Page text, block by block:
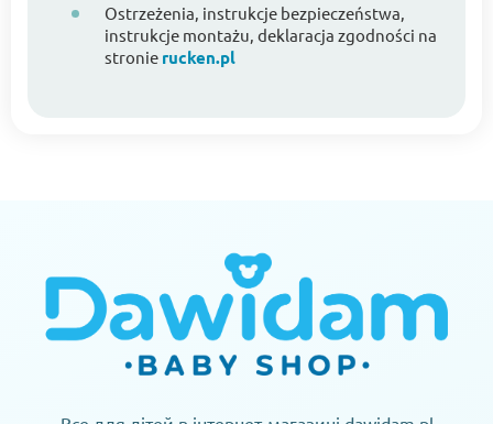
Ostrzeżenia, instrukcje bezpieczeństwa,
instrukcje montażu, deklaracja zgodności na
stronie rucken.pl